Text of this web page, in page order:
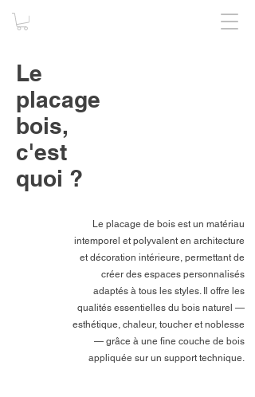
Le
placage
bois,
c'est
quoi ?
Le placage de bois est un matériau
intemporel et polyvalent en architecture
et décoration intérieure, permettant de
créer des espaces personnalisés
adaptés à tous les styles. Il offre les
qualités essentielles du bois naturel —
esthétique, chaleur, toucher et noblesse
— grâce à une fine couche de bois
appliquée sur un support technique.